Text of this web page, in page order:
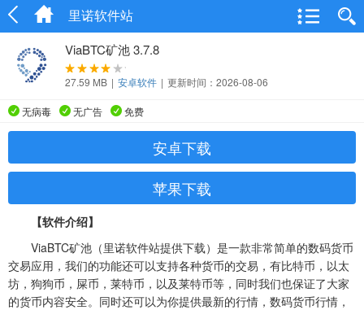
里诺软件站
ViaBTC矿池 3.7.8
27.59 MB | 安卓软件 | 更新时间：2026-08-06
无病毒 无广告 免费
安卓下载
苹果下载
【软件介绍】
ViaBTC矿池（里诺软件站提供下载）是一款非常简单的数码货币
交易应用，我们的功能还可以支持各种货币的交易，有比特币，以太
坊，狗狗币，屎币，莱特币，以及莱特币等，同时我们也保证了大家
的货币内容安全。同时还可以为你提供最新的行情，数码货币行情，